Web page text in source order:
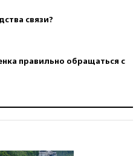
связи?
правильно обращаться с